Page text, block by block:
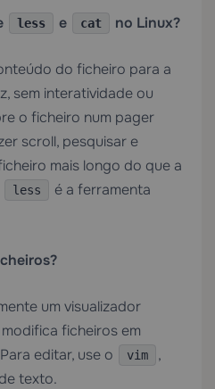
less e cat no Linux?
do ficheiro para a
sem interatividade ou
o ficheiro num pager
scroll, pesquisar e
mais longo do que a
less
é a ferramenta
um visualizador
ficheiros em
editar, use o
vim ,
texto.